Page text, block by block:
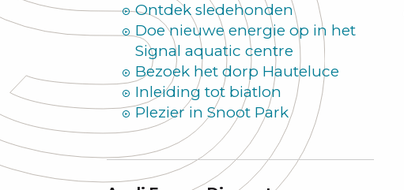
Ontdek sledehonden
Doe nieuwe energie op in het
Signal aquatic centre
Bezoek het dorp Hauteluce
Inleiding tot biatlon
Plezier in Snoot Park